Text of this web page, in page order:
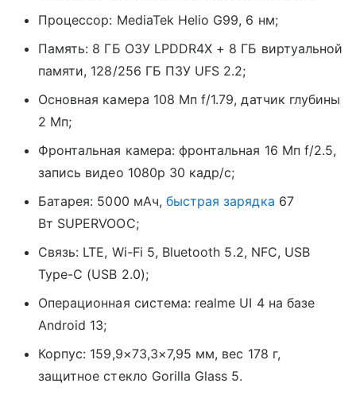
Процессор: MediaTek Helio G99, 6 нм;
Память: 8 ГБ ОЗУ LPDDR4X + 8 ГБ виртуальной
памяти, 128/256 ГБ ПЗУ UFS 2.2;
Основная камера 108 Мп f/1.79, датчик глубины
2 Мп;
Фронтальная камера: фронтальная 16 Мп f/2.5,
запись видео 1080p 30 кадр/с;
Батарея: 5000 мАч, быстрая зарядка 67
Вт SUPERVOOC;
Связь: LTE, Wi-Fi 5, Bluetooth 5.2, NFC, USB
Type-C (USB 2.0);
Операционная система: realme UI 4 на базе
Android 13;
Корпус: 159,9×73,3×7,95 мм, вес 178 г,
защитное стекло Gorilla Glass 5.